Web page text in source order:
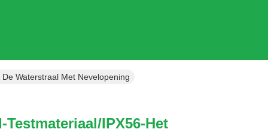
Waterstraal Met Nevelopening
Testmateriaal/IPX56-Het